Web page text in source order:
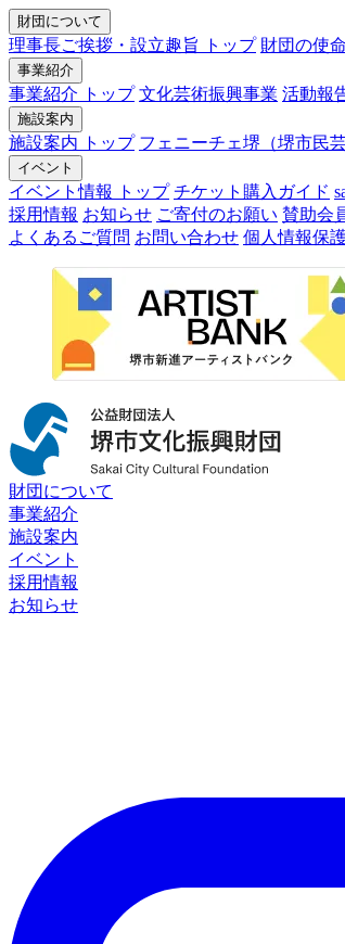
財団について
理事長ご挨拶・設立趣旨 トップ 財団の使
事業紹介
事業紹介 トップ 文化芸術振興事業 活動報
施設案内
施設案内 トップ フェニーチェ堺（堺市民
イベント
イベント情報 トップ チケット購入ガイド
採用情報 お知らせ ご寄付のお願い 賛助会
よくあるご質問 お問い合わせ 個人情報保
財団について
事業紹介
施設案内
イベント
採用情報
お知らせ